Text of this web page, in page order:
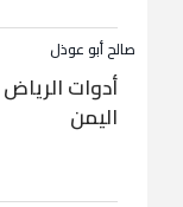
صالح أبو عوذل
أدوات
اليمن